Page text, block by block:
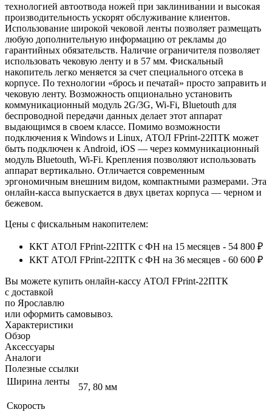
технологией автоотвода ножей при заклинивании и высокая
производительность ускорят обслуживание клиентов.
Использование широкой чековой ленты позволяет размещать
любую дополнительную информацию от рекламы до
гарантийных обязательств. Наличие ограничителя позволяет
использовать чековую ленту и в 57 мм. Фискальный
накопитель легко меняется за счет специального отсека в
корпусе. По технологии «брось и печатай» просто заправить и
чековую ленту. Возможность опционально установить
коммуникационный модуль 2G/3G, Wi-Fi, Bluetouth для
беспроводной передачи данных делает этот аппарат
выдающимся в своем классе. Помимо возможности
подключения к Windows и Linux, АТОЛ FPrint-22ПТК может
быть подключен к Android, iOS — через коммуникационный
модуль Bluetouth, Wi-Fi. Крепления позволяют использовать
аппарат вертикально. Отличается современным
эргономичным внешним видом, компактными размерами. Эта
онлайн-касса выпускается в двух цветах корпуса — черном и
бежевом.
Цены с фискальным накопителем:
ККТ АТОЛ FPrint-22ПТК с ФН на 15 месяцев - 54 800 ₽
ККТ АТОЛ FPrint-22ПТК с ФН на 36 месяцев - 60 600 ₽
Вы можете купить онлайн‑кассу АТОЛ FPrint-22ПТК
с доставкой
по Ярославлю
или оформить самовывоз.
Характеристики
Обзор
Аксессуары
Аналоги
Полезные ссылки
Ширина ленты
57, 80 мм
Скорость